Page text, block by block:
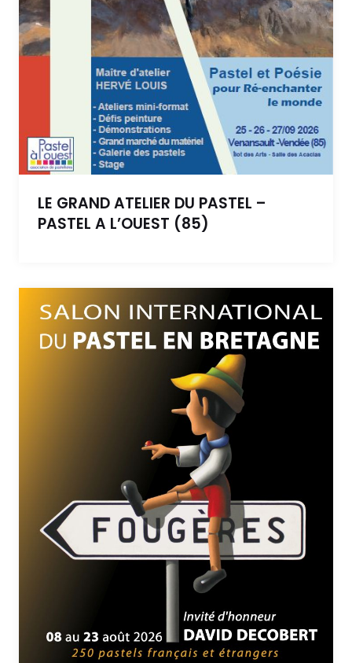
LE GRAND ATELIER DU PASTEL –
PASTEL A L’OUEST (85)